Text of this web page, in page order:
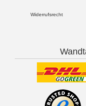
Widerrufsrecht